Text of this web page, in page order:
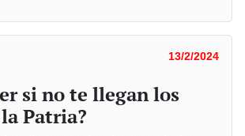
13/2/2024
si no te llegan los
Patria?